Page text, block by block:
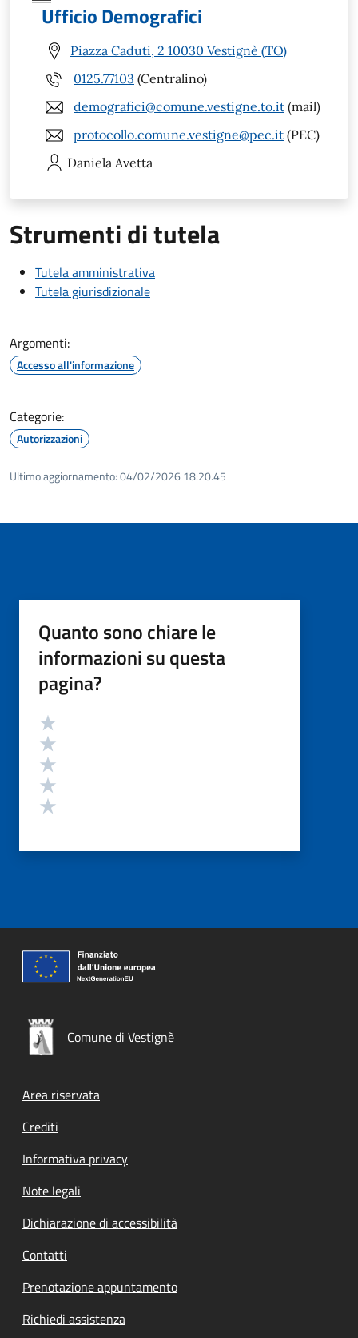
Ufficio Demografici
Piazza Caduti, 2 10030 Vestignè (TO)
0125.77103 (Centralino)
demografici@comune.vestigne.to.it (mail)
protocollo.comune.vestigne@pec.it (PEC)
Daniela Avetta
Strumenti di tutela
Tutela amministrativa
Tutela giurisdizionale
Argomenti:
Accesso all'informazione
Categorie:
Autorizzazioni
Ultimo aggiornamento:04/02/2026 18:20.45
Quanto sono chiare le
informazioni su questa
pagina?
Valutazione
Comune di Vestignè
Footer menu
Area riservata
Crediti
Informativa privacy
Note legali
Dichiarazione di accessibilità
Contatti
Prenotazione appuntamento
Richiedi assistenza